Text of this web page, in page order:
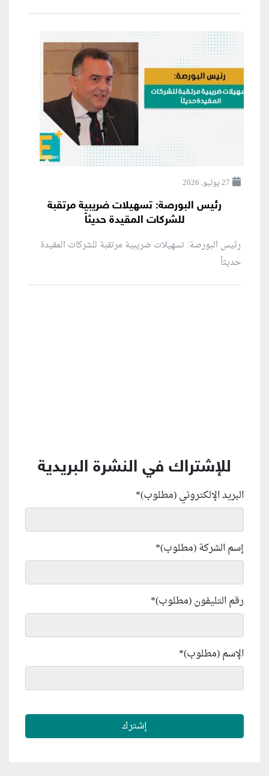
27 يوليو, 2026
رئيس البورصة: تسهيلات ضريبية مرتقبة
للشركات المقيدة حديثاً
رئيس البورصة: تسهيلات ضريبية مرتقبة للشركات المقيدة
حديثاً
للإشتراك في النشرة البريدية
البريد الإلكتروني (مطلوب)*
إسم الشركة (مطلوب)*
رقم التليفون (مطلوب)*
الإسم (مطلوب)*